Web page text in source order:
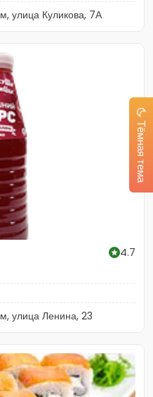
улица Куликова, 7А
4.7
улица Ленина, 23
Тёмная тема